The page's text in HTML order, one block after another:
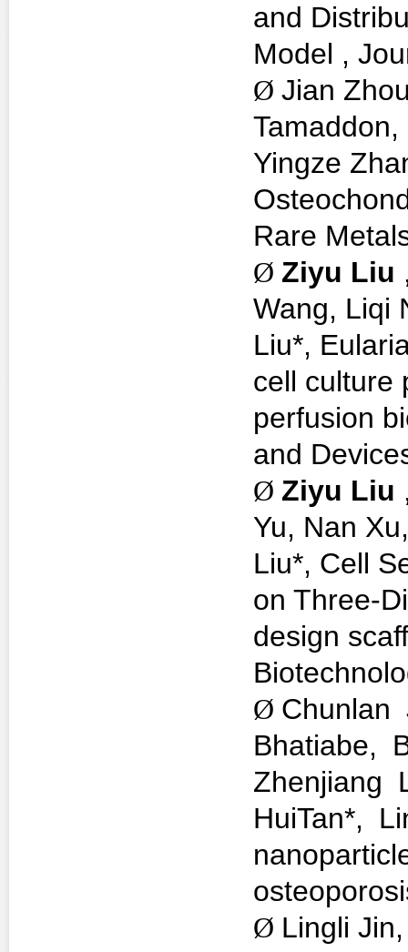
and
Model ,
Ø Jian
Yingze
Rare
Ø Ziyu Liu
Wang, Liqi
Liu*,
cell culture
perfusion
and
Ø Ziyu Liu
Yu, Nan
Liu*, Cell
on Three-
design
Ø Chunlan
Bhatiabe,
Zhenjiang
HuiTan*,
Ø Lingli Jin